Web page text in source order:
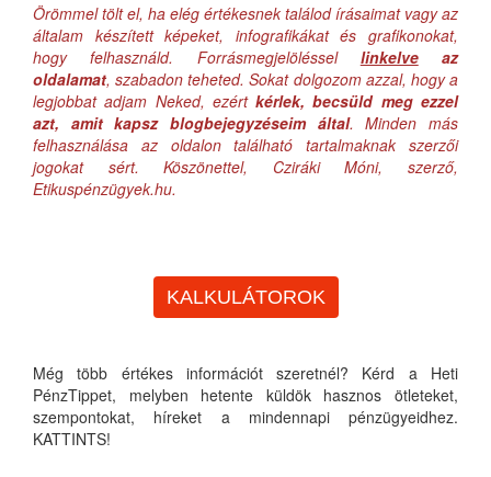
Örömmel tölt el, ha elég értékesnek találod írásaimat vagy az
általam készített képeket, infografikákat és grafikonokat,
hogy felhasználd. Forrásmegjelöléssel linkelveaz
oldalamat, szabadon teheted. Sokat dolgozom azzal, hogy a
legjobbat adjam Neked, ezértkérlek, becsüld meg ezzel
azt, amit kapsz blogbejegyzéseim által. Minden más
felhasználása az oldalon található tartalmaknak szerzői
jogokat sért. Köszönettel, Cziráki Móni, szerző,
Etikuspénzügyek.hu.
KALKULÁTOROK
Még több értékes információt szeretnél? Kérd a Heti
PénzTippet, melyben hetente küldök hasznos ötleteket,
szempontokat, híreket a mindennapi pénzügyeidhez.
KATTINTS!